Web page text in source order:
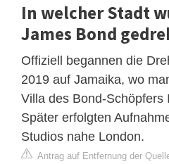
In welcher Stadt
James Bond
Offiziell begannen die
2019 auf Jamaika, wo
Villa des Bond-Schöpfers
Später erfolgten
Studios nahe London.
Antrag auf Entfernung der